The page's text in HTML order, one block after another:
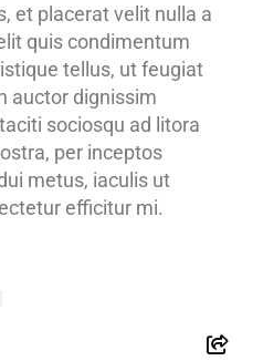
et placerat velit nulla a
quis condimentum
tellus, ut feugiat
auctor dignissim
sociosqu ad litora
per inceptos
metus, iaculis ut
efficitur mi.